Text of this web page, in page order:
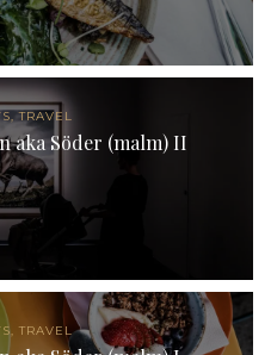
TRAVEL
aka Söder (malm) II
TRAVEL